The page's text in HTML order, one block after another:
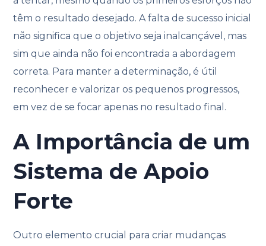
têm o resultado desejado. A falta de sucesso inicial
não significa que o objetivo seja inalcançável, mas
sim que ainda não foi encontrada a abordagem
correta. Para manter a determinação, é útil
reconhecer e valorizar os pequenos progressos,
em vez de se focar apenas no resultado final.
A Importância de um
Sistema de Apoio
Forte
Outro elemento crucial para criar mudanças